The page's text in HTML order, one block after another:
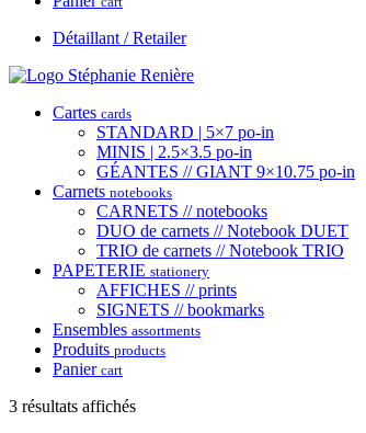
Détaillant / Retailer
Cartes cards
STANDARD | 5×7 po-in
MINIS | 2.5×3.5 po-in
GÉANTES // GIANT 9×10.75 po-in
Carnets notebooks
CARNETS // notebooks
DUO de carnets // Notebook DUET
TRIO de carnets // Notebook TRIO
PAPETERIE stationery
AFFICHES // prints
SIGNETS // bookmarks
Ensembles assortments
Produits products
Panier cart
3 résultats affichés